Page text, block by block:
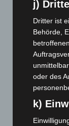
Oktober 2022
September 2022
August 2022
Juli 2022(133)
Juni 2022(167)
Mai 2022 (177)
April 2022(198)
j)
Dritter ist
Behörde,
oder des
k)